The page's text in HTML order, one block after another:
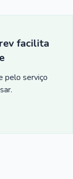
facilita
pelo serviço